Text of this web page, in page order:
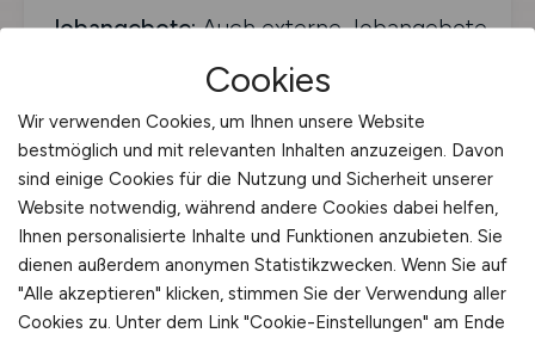
Jobangebote:Auch externe Jobangebote
Dritter richten sich an alle Geschlechter,
Herkunftsländer, Religionen, Menschen
mit Behinderungen, Altersgruppen,
sexuelle Orientierungen und
sozioökonomischen Hintergründe. Vielfalt
und Chancengleichheit sind uns wichtig.
Für uns gibt es nur eine wahre
Bezeichnung: Mensch.Jeder Mensch
Cookies
Wir verwenden Cookies, um Ihnen unsere Website
bestmöglich und mit relevanten Inhalten anzuzeigen. Davon
sind einige Cookies für die Nutzung und Sicherheit unserer
Website notwendig, während andere Cookies dabei helfen,
Ihnen personalisierte Inhalte und Funktionen anzubieten. Sie
dienen außerdem anonymen Statistikzwecken. Wenn Sie auf
"Alle akzeptieren" klicken, stimmen Sie der Verwendung aller
Cookies zu. Unter dem Link "Cookie-Einstellungen" am Ende